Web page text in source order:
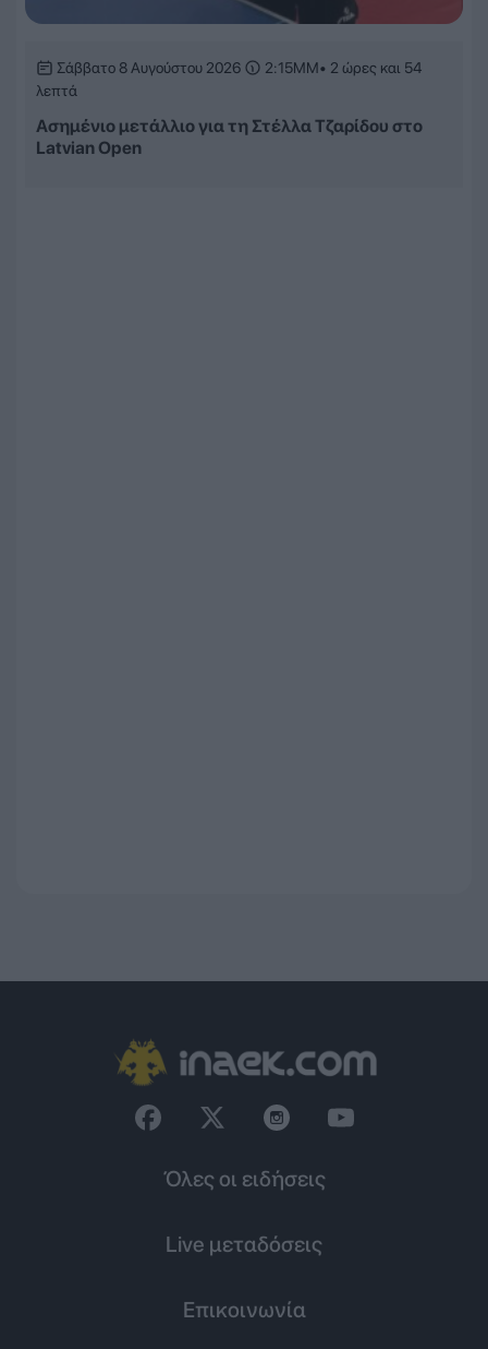
Σάββατο 8 Αυγούστου 2026 2:15ΜΜ• 2 ώρες και 54
λεπτά
Ασημένιο μετάλλιο για τη Στέλλα Τζαρίδου στο
Latvian Open
Όλες οι ειδήσεις
Live μεταδόσεις
Επικοινωνία